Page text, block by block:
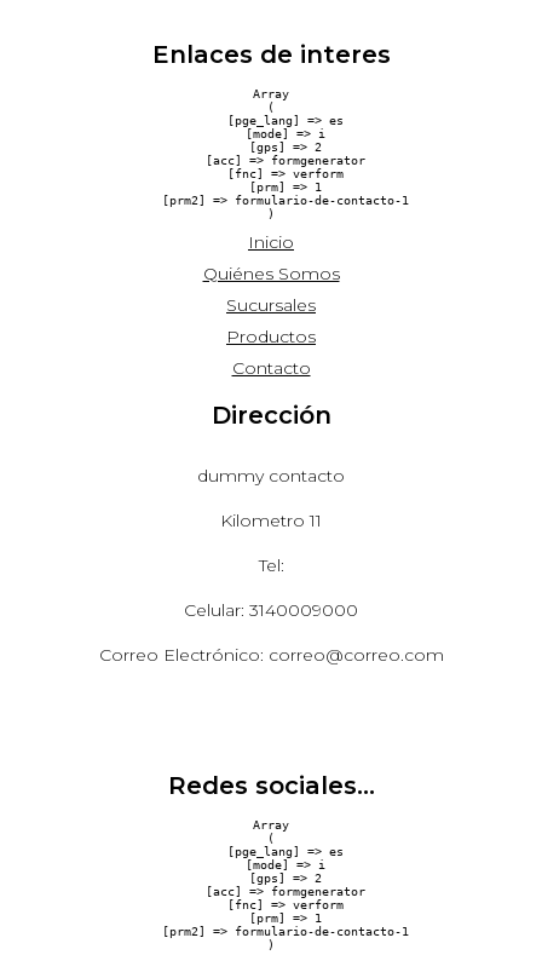
Enlaces de interes
Array
(
    [pge_lang] => es
    [mode] => i
    [gps] => 2
    [acc] => formgenerator
    [fnc] => verform
    [prm] => 1
    [prm2] => formulario-de-contacto-1
Inicio
Quiénes Somos
Sucursales
Productos
Contacto
Dirección
dummy contacto
Kilometro 11
Tel:
Celular: 3140009000
Correo Electrónico: correo@correo.com
Redes sociales...
Array
(
    [pge_lang] => es
    [mode] => i
    [gps] => 2
    [acc] => formgenerator
    [fnc] => verform
    [prm] => 1
    [prm2] => formulario-de-contacto-1